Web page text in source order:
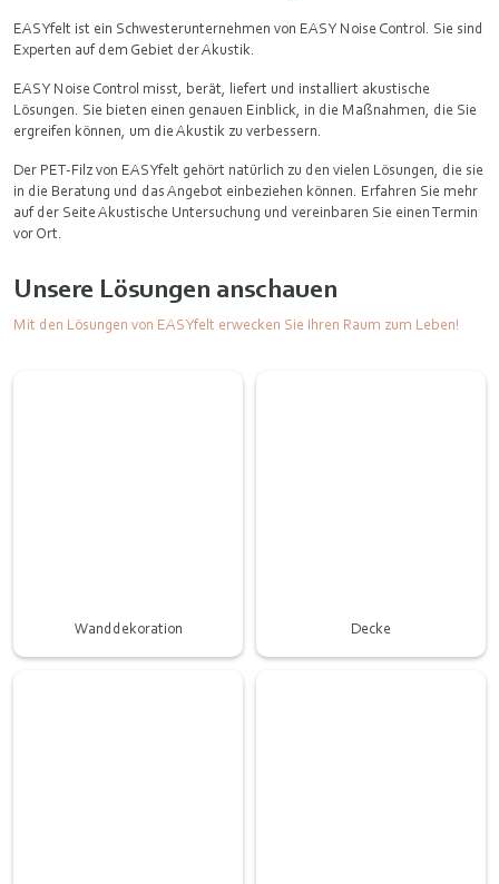
EASYfelt ist ein Schwesterunternehmen von EASY Noise Control. Sie sind
Experten auf dem Gebiet der Akustik.
EASY Noise Control misst, berät, liefert und installiert akustische
Lösungen. Sie bieten einen genauen Einblick, in die Maßnahmen, die Sie
ergreifen können, um die Akustik zu verbessern.
Der PET-Filz von EASYfelt gehört natürlich zu den vielen Lösungen, die sie
in die Beratung und das Angebot einbeziehen können. Erfahren Sie mehr
auf der Seite Akustische Untersuchung und vereinbaren Sie einen Termin
vor Ort.
Unsere Lösungen anschauen
Mit den Lösungen von EASYfelt erwecken Sie Ihren Raum zum Leben!
Wanddekoration Decke